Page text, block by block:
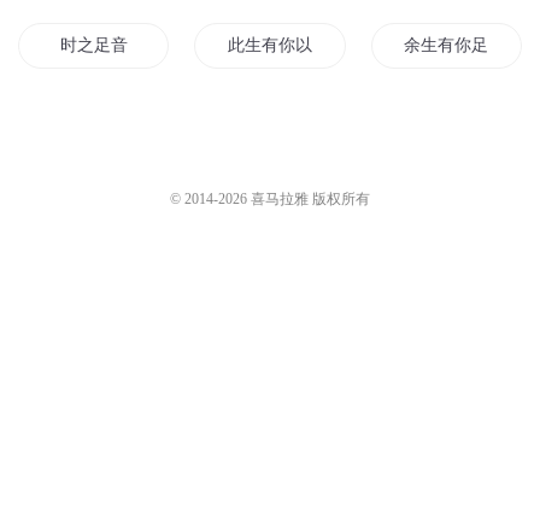
时之足音 此生有你以足矣 余生有你足矣
© 2014-2026 喜马拉雅 版权所有